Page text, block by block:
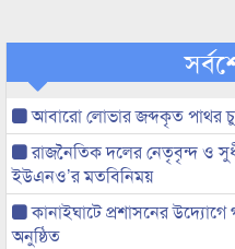
আবারো লোভার জব্দকৃত পাথর
রাজনৈতিক দলের নেতৃবৃন্দ ও
ইউএনও’র মতবিনিময়
কানাইঘাটে প্রশাসনের
অনুষ্ঠিত